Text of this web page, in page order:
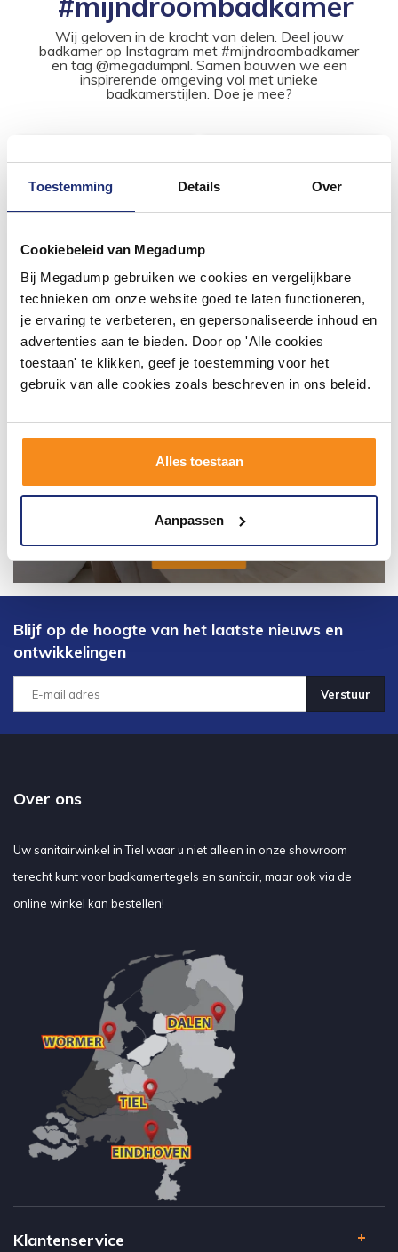
Toestemming Details Over
Cookiebeleid van Megadump
Bij Megadump gebruiken we cookies en vergelijkbare
technieken om onze website goed te laten functioneren,
je ervaring te verbeteren, en gepersonaliseerde inhoud en
advertenties aan te bieden. Door op 'Alle cookies
toestaan' te klikken, geef je toestemming voor het
gebruik van alle cookies zoals beschreven in ons beleid.
Alles toestaan
Aanpassen
Wij geloven in de kracht van delen. Deel jouw
badkamer op Instagram met #mijndroombadkamer
en tag @megadumpnl. Samen bouwen we een
inspirerende omgeving vol met unieke
badkamerstijlen. Doe je mee?
Blijf op de hoogte van het laatste nieuws en
ontwikkelingen
Verstuur
Over ons
Uw sanitairwinkel in Tiel waar u niet alleen in onze showroom
terecht kunt voor badkamertegels en sanitair, maar ook via de
online winkel kan bestellen!
Klantenservice